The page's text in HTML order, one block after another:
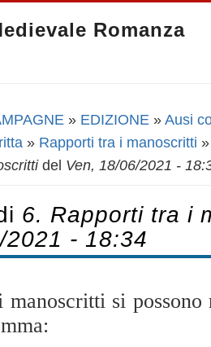
Romanza
» EDIZIONE » Ausi
» Rapporti tra i manoscritti
del Ven, 18/06/2021 -
6. Rapporti tra i
2021 - 18:34
si possono